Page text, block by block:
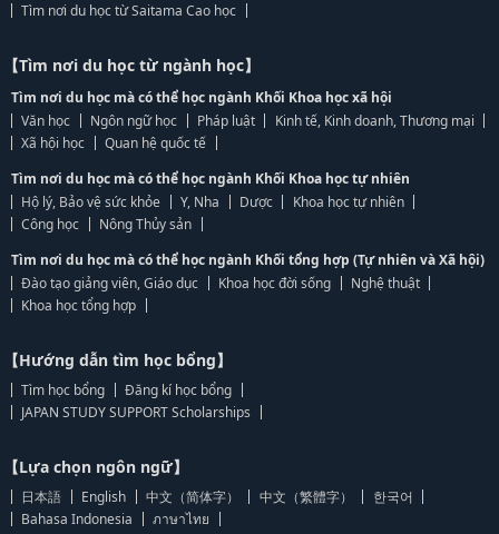
Tìm nơi du học từ Saitama Cao học
【Tìm nơi du học từ ngành học】
Tìm nơi du học mà có thể học ngành Khối Khoa học xã hội
Văn học
Ngôn ngữ học Pháp luật
Kinh tế, Kinh doanh, Thương mại
Xã hội học
Quan hệ quốc tế
Tìm nơi du học mà có thể học ngành Khối Khoa học tự nhiên
Hộ lý, Bảo vệ sức khỏe
Y, Nha Dược
Khoa học tự nhiên
Công học
Nông Thủy sản
Tìm nơi du học mà có thể học ngành Khối tổng hợp (Tự nhiên và Xã hội)
Đào tạo giảng viên, Giáo dục
Khoa học đời sống
Nghệ thuật
Khoa học tổng hợp
【Hướng dẫn tìm học bổng】
Tìm học bổng
Đăng kí học bổng
JAPAN STUDY SUPPORT Scholarships
【Lựa chọn ngôn ngữ】
日本語 English 中文（简体字） 中文（繁體字）
한국어
Bahasa Indonesia
ภาษาไทย